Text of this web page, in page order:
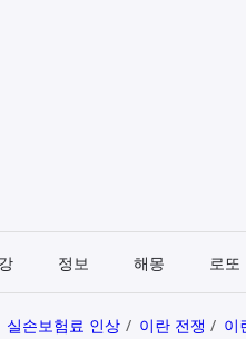
정보 해몽 로또
실손보험료 인상 이란 전쟁 이